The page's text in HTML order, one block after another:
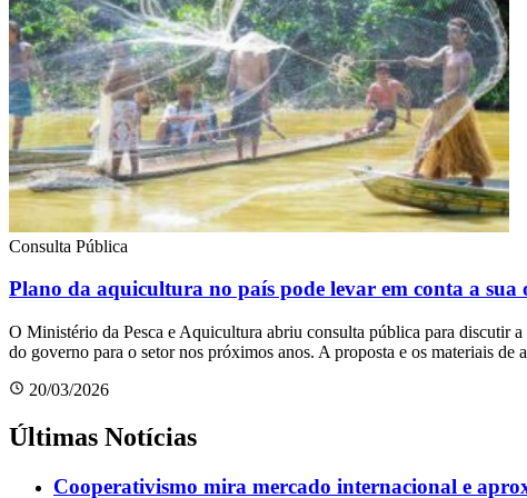
Consulta Pública
Plano da aquicultura no país pode levar em conta a sua
O Ministério da Pesca e Aquicultura abriu consulta pública para discutir
do governo para o setor nos próximos anos. A proposta e os materiais
20/03/2026
Últimas Notícias
Cooperativismo mira mercado internacional e